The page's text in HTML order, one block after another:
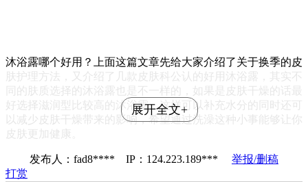
沐浴露哪个好用？上面这篇文章先给大家介绍了关于换季的皮
肤护理方法，又介绍了几款皮肤科公认的好用沐浴露，其实不
同的肤质选择的沐浴露也是不一样的，如果是皮肤干燥的话最
好选择滋润型比较高的沐浴露，这样可以补充水分的同时还可
以减少皮肤干燥带来的影响，希望通过洗澡这种小事能够让你
皮肤更加健康。
展开全文+
发布人：fad8**** IP：124.223.189*** 举报/删稿
打赏